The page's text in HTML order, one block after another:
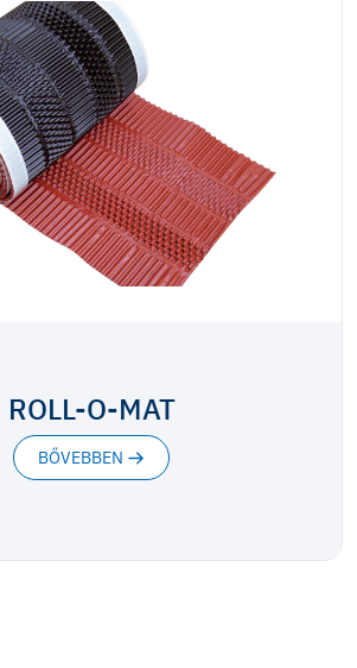
ROLL-O-MAT
BŐVEBBEN